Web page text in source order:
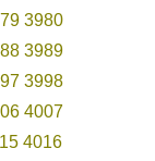
3980
3989
3998
4007
4016